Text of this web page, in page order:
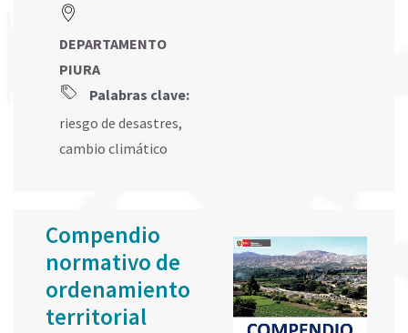
DEPARTAMENTO
PIURA
Palabras clave:
riesgo de desastres,
cambio climático
Compendio
normativo de
ordenamiento
territorial